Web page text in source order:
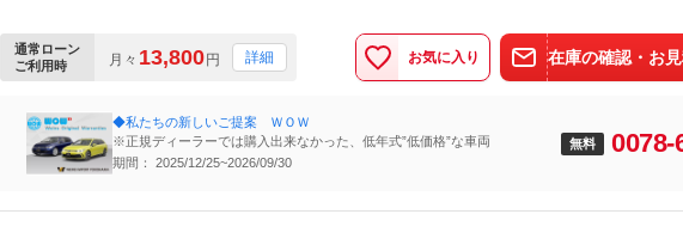
通常ローン
ご利用時
月々 13,800円 詳細 お気に入り 在庫の確認・お見
◆私たちの新しいご提案 ＷＯＷ
※正規ディーラーでは購入出来なかった、低年式”低価格”な車両
期間： 2025/12/25~2026/09/30
無料 0078-